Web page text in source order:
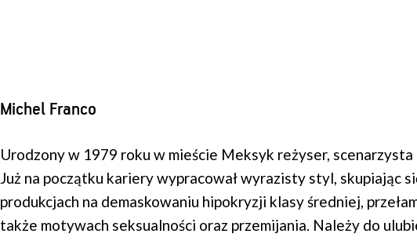
Michel Franco
Urodzony w 1979 roku w mieście Meksyk reżyser,
Już na początku kariery wypracował wyrazisty styl, skupiając
produkcjach na demaskowaniu hipokryzji klasy średniej,
także motywach seksualności oraz przemijania. Należy do